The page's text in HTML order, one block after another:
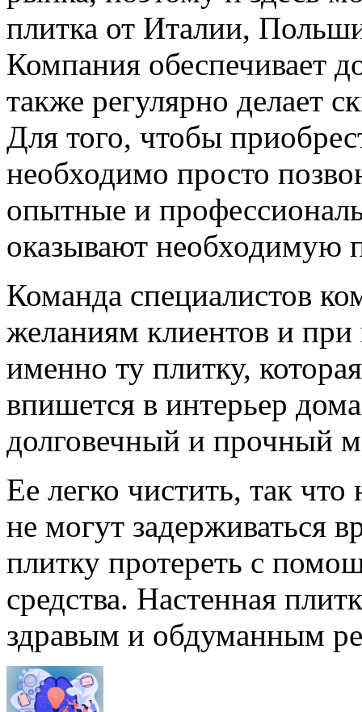
плитка от Италии,
Компания обеспечивает
также регулярно делает
Для того, чтобы
необходимо просто
опытные и
оказывают необходимую
Команда специалистов
желаниям клиентов и
именно ту плитку,
впишется в интерьер
долговечный и прочный
Ее легко чистить, так
не могут задерживаться
плитку протереть с
средства. Настенная
здравым и обдуманным